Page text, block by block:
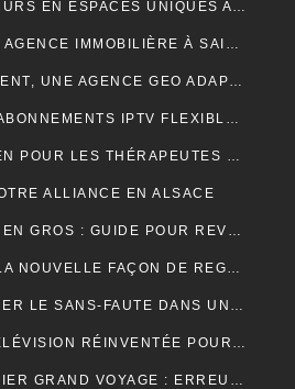
TRANSFORMEZ VOS MURS EN ESPACES UNIQUES AVEC UN STICKERS PERSONNALISÉ C-STICKERS
LES SERVICES D’UNE AGENCE IMMOBILIÈRE À SAINT-CYR-SUR-MER EXPLIQUÉS EN DÉTAIL
OSCAR RÉFÉRENCEMENT, UNE AGENCE GEO ADAPTÉE AUX MOTEURS GÉNÉRATIFS
PREMIUM IPTV : DES ABONNEMENTS IPTV FLEXIBLES, STABLES ET COMPLETS
LES INSTRUMENTS ZEN POUR LES THÉRAPEUTES ET PRATIQUANTS DE YOGA
ALLIANCE EN ALSACE
VÊTEMENTS GARÇON EN GROS : GUIDE POUR REVENDEURS ET MAGASINS
ABONNEMENT IPTV : LA NOUVELLE FAÇON DE REGARDER LA TÉLÉVISION
COMMENT ORCHESTRER LE SANS-FAUTE DANS UNE LOCATION SAISONNIÈRE ?
PREMIUM IPTV : LA TÉLÉVISION RÉINVENTÉE POUR UNE EXPÉRIENCE SUR MESURE
ORGANISER UN PREMIER GRAND VOYAGE : ERREURS À ÉVITER